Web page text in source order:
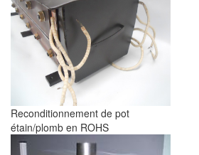
Reconditionnement de pot
étain/plomb en ROHS